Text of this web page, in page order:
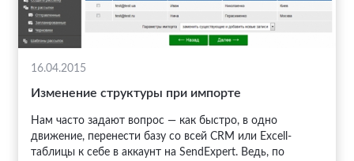
16.04.2015
Изменение структуры при импорте
Нам часто задают вопрос — как быстро, в одно
движение, перенести базу со всей CRM или Excell-
таблицы к себе в аккаунт на SendExpert. Ведь, по